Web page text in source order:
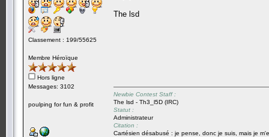
Classement : 199/55625
Membre Héroïque
Hors ligne
Messages: 3102
poulping for fun & profit
The lsd
Newbie Contest Staff :
The lsd - Th3_l5D (IRC)
Statut :
Administrateur
Citation :
Cartésien désabusé : je pense, donc je suis, mais je